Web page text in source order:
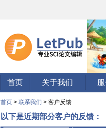
首页 关于我们
首页 > 联系我们 > 客户反馈
以下是近期部分客户的反馈：